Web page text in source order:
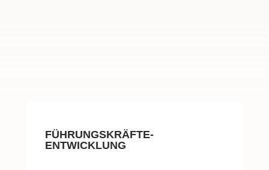
FÜHRUNGSKRÄFTE-
ENTWICKLUNG